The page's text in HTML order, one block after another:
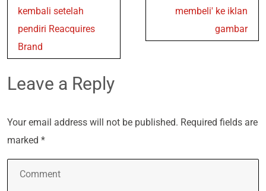
kembali setelah
pendiri Reacquires
Brand
membeli' ke iklan
gambar
Leave a Reply
Your email address will not be published. Required fields are
marked *